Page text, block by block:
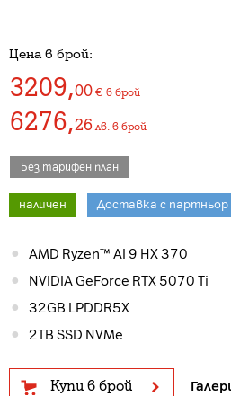
Цена в брой:
3209,00 € в брой
6276,26 лв. в брой
Без тарифен план
наличен Доставка с партньор
AMD Ryzen™ AI 9 HX 370
NVIDIA GeForce RTX 5070 Ti
32GB LPDDR5X
2TB SSD NVMe
Купи в брой